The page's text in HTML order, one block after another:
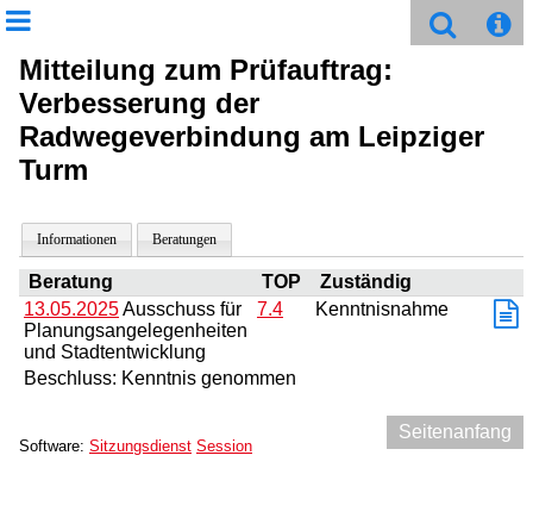
Mitteilung zum Prüfauftrag:
Verbesserung der
Radwegeverbindung am Leipziger
Turm
Informationen Beratungen
Beratung TOP
Zuständig
13.05.2025Ausschuss für
Planungsangelegenheiten
und Stadtentwicklung
7.4 Kenntnisnahme
Beschluss: Kenntnis genommen
Seitenanfang
Software: Sitzungsdienst Session